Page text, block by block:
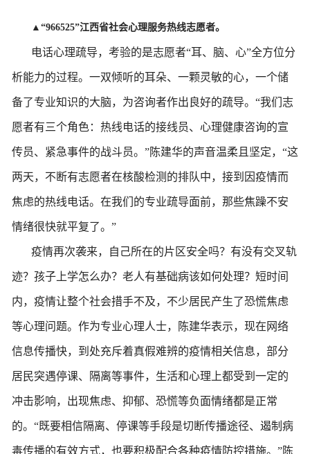
▲ “966525”江西省社会心理服务热线志愿者。
电话心理疏导，考验的是志愿者“耳、脑、心”全方位分
析能力的过程。一双倾听的耳朵、一颗灵敏的心，一个储
备了专业知识的大脑，为咨询者作出良好的疏导。“我们志
愿者有三个角色：热线电话的接线员、心理健康咨询的宣
传员、紧急事件的战斗员。”陈建华的声音温柔且坚定，“这
两天，不断有志愿者在核酸检测的排队中，接到因疫情而
焦虑的热线电话。在我们的专业疏导面前，那些焦躁不安
情绪很快就平复了。”
疫情再次袭来，自己所在的片区安全吗？有没有交叉轨
迹？孩子上学怎么办？老人有基础病该如何处理？短时间
内，疫情让整个社会措手不及，不少居民产生了恐慌焦虑
等心理问题。作为专业心理人士，陈建华表示，现在网络
信息传播快，到处充斥着真假难辨的疫情相关信息，部分
居民突遇停课、隔离等事件，生活和心理上都受到一定的
冲击影响，出现焦虑、抑郁、恐慌等负面情绪都是正常
的。 “既要相信隔离、停课等手段是切断传播途径、遏制病
毒传播的有效方式，也要积极配合各种疫情防控措施。”陈